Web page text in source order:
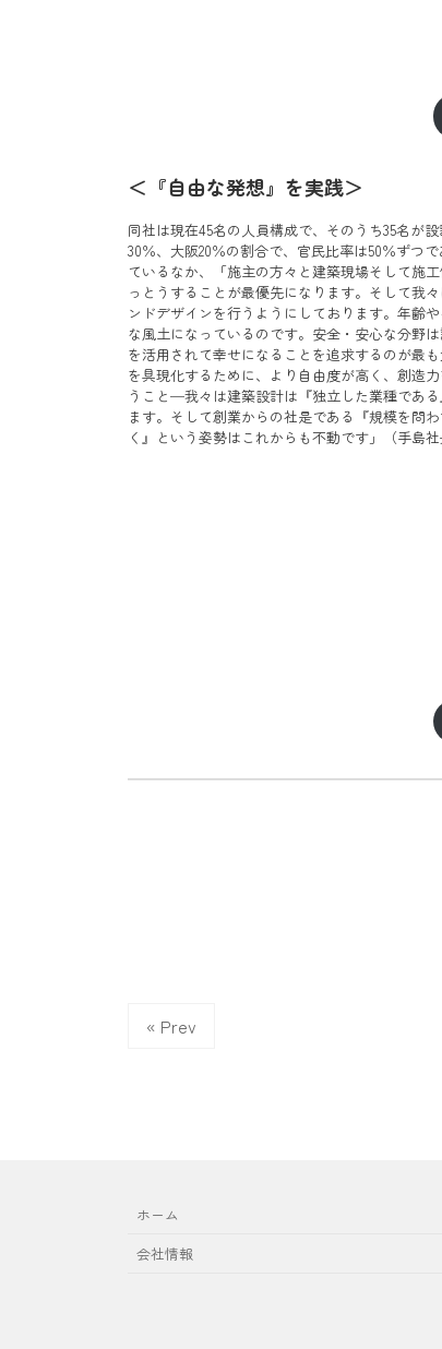
＜『自由な発想』を実践＞
同社は現在45名の人員構成で、そのうち35名が
30％、大阪20％の割合で、官民比率は50％ずつ
ているなか、「施主の方々と建築現場そして施
っとうすることが最優先になります。そして我
ンドデザインを行うようにしております。年齢
な風土になっているのです。安全・安心な分野
を活用されて幸せになることを追求するのが最
を具現化するために、より自由度が高く、創造
うこと─我々は建築設計は『独立した業種であ
ます。そして創業からの社是である『規模を問
く』という姿勢はこれからも不動です」（手島
« Prev
ホーム
会社情報